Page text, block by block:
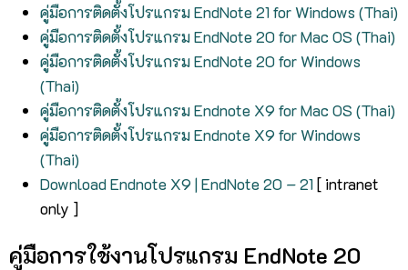
คู่มือการติดตั้งโปรแกรม EndNote 21 for Windows (Thai)
คู่มือการติดตั้งโปรแกรม EndNote 20 for Mac OS (Thai)
คู่มือการติดตั้งโปรแกรม EndNote 20 for Windows
(Thai)
คู่มือการติดตั้งโปรแกรม Endnote X9 for Mac OS (Thai)
คู่มือการติดตั้งโปรแกรม Endnote X9 for Windows
(Thai)
Download Endnote X9 | EndNote 20 – 21[ intranet
only ]
คู่มือการใช้งานโปรแกรม EndNote 20